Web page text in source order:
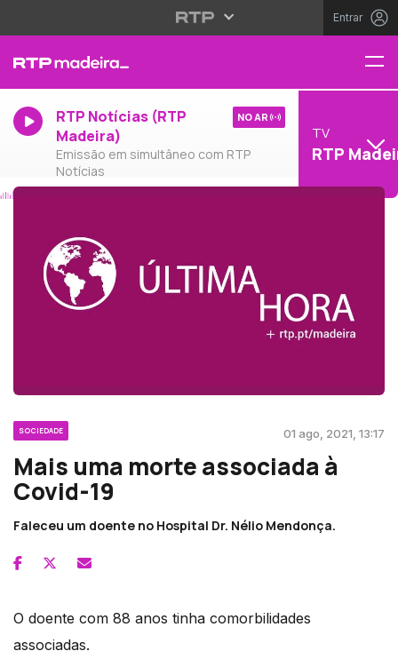
Entrar
RTP Notícias (RTP
Madeira)
Emissão em simultâneo com RTP
Notícias
NO AR
TV
RTP
SOCIEDADE 01 ago, 2021, 13:17
Mais uma morte associada à
Covid-19
Faleceu um doente no Hospital Dr. Nélio Mendonça.
O doente com 88 anos tinha comorbilidades
associadas.